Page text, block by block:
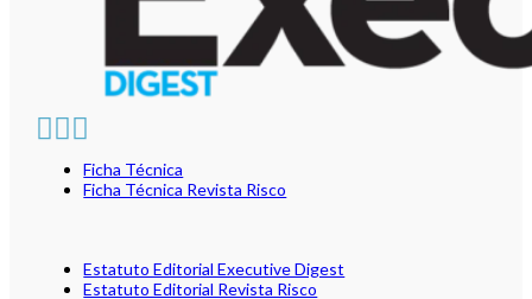
Ficha Técnica
Ficha Técnica Revista Risco
Estatuto Editorial Executive Digest
Estatuto Editorial Revista Risco